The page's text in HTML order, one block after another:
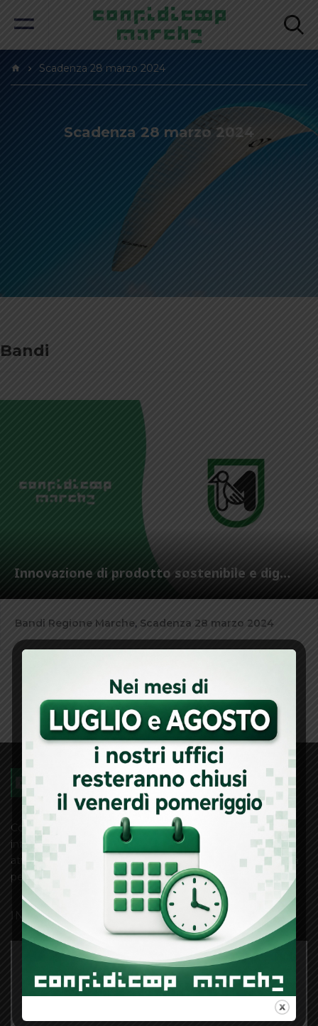
Scadenza 28 marzo 2024
Scadenza 28 marzo 2024
Bandi
Innovazione di prodotto sostenibile e dig…
Bandi Regione Marche, Scadenza 28 marzo 2024
Confidicoop Marche Società Cooperativa è un soggetto
intersettoriale che interviene a favore delle Imprese
attraverso operazioni di credito diretto e rilascio di garanzia
per facilitare l’accesso al credito bancario.
INFO E CONTATTI
info@confidicoopmarche.it
confidicoopmarche@legalmail.it
Tel. 071 286 6829 / 071 286 4496